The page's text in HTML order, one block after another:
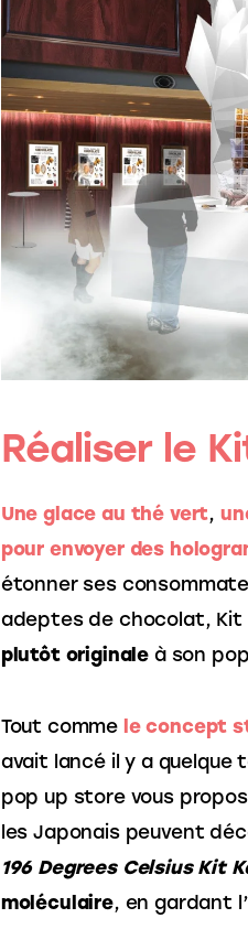
Réaliser le
Une glace au thé vert,
pour envoyer des
étonner ses
adeptes de chocolat, Kit
plutôt originale à son
Tout comme le concept
avait lancé il y a quelque
pop up store vous
les Japonais peuvent
196 Degrees Celsius Kit
moléculaire, en gardant